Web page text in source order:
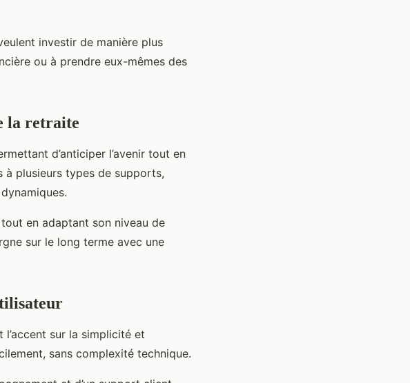
investir de manière plus
ou à prendre eux-mêmes des
la retraite
d’anticiper l’avenir tout en
à plusieurs types de supports,
en adaptant son niveau de
sur le long terme avec une
l’accent sur la simplicité et
sans complexité technique.